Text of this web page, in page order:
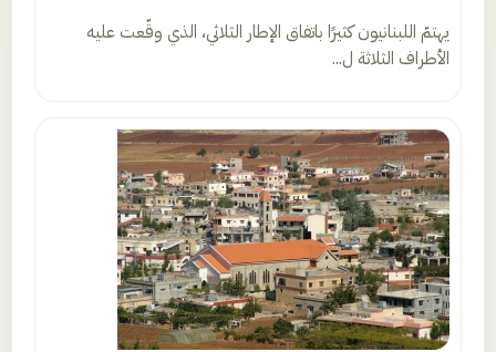
يهتمّ اللبنانيون كثيرًا باتفاق الإطار الثلاثي، الذي وقّعت عليه
الأطراف الثلاثة ل...